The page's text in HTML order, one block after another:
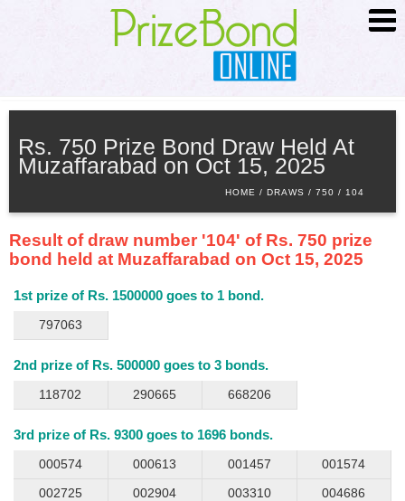
HOME
ABOUT
SCHEDULE
PRIZE INFO
Rs. 750 Prize Bond Draw Held At
Muzaffarabad on Oct 15, 2025
HOME DRAWS 750 104
Result of draw number '104' of Rs. 750 prize
bond held at Muzaffarabad on Oct 15, 2025
1st prize of Rs. 1500000 goes to 1 bond.
797063
2nd prize of Rs. 500000 goes to 3 bonds.
118702 290665 668206
3rd prize of Rs. 9300 goes to 1696 bonds.
000574 000613 001457
001574
002725
002904 003310
004686